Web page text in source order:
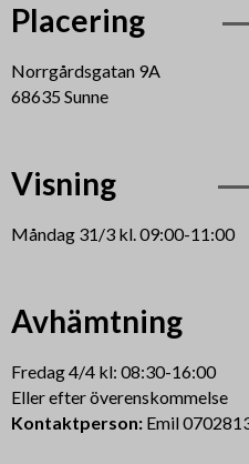
Placering
Norrgårdsgatan 9A
68635 Sunne
Visning
Måndag 31/3 kl. 09:00-11:00
Avhämtning
Fredag 4/4 kl: 08:30-16:00
Eller efter överenskommelse
Kontaktperson:Emil